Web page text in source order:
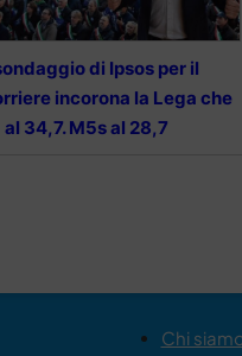
di Ipsos per il
incorona la Lega che
al 34,7. M5s al 28,7
Chi